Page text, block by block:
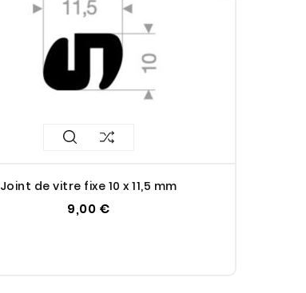
Joint de vitre fixe 10 x 11,5 mm
9,00 €